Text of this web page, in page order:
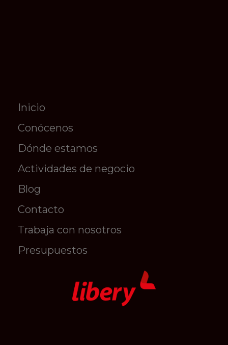
Inicio
Conócenos
Dónde estamos
Actividades de negocio
Blog
Contacto
Trabaja con nosotros
Presupuestos